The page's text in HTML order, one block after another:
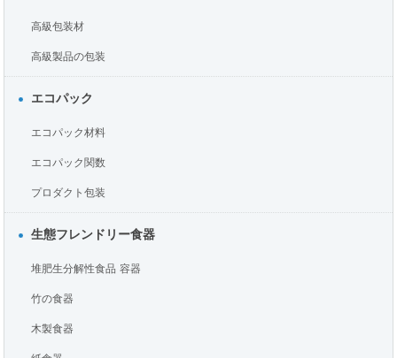
高級包装材
高級製品の包装
エコパック
エコパック材料
エコパック関数
プロダクト包装
生態フレンドリー食器
堆肥生分解性食品 容器
竹の食器
木製食器